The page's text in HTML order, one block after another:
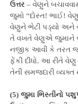
ઉત્તર – વેણુને
જુમો “દોસ્ત! ભાઈ!
વેણુને ભેટી પડ્યો અને
તે વખતે વેણુએ જુમાને
નજીક આવી કે તરત જ
ફેંકી દીધો. આ રીતે વેણુ
તેની સમજદારી
(5) જુમા ભિસ્તીનો